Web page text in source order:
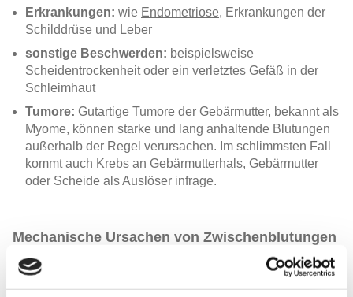
Erkrankungen: wie Endometriose, Erkrankungen der
Schilddrüse und Leber
sonstige Beschwerden: beispielsweise
Scheidentrockenheit oder ein verletztes Gefäß in der
Schleimhaut
Tumore: Gutartige Tumore der Gebärmutter, bekannt als
Myome, können starke und lang anhaltende Blutungen
außerhalb der Regel verursachen. Im schlimmsten Fall
kommt auch Krebs an Gebärmutterhals, Gebärmutter
oder Scheide als Auslöser infrage.
Mechanische Ursachen von Zwischenblutungen
Verletzungen der Vagina:zum Beispiel nach dem